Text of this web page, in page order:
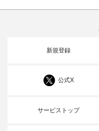
新規登録
公式X
サービストップ